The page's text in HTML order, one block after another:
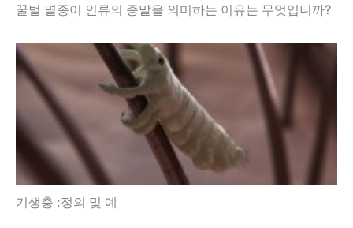
꿀벌 멸종이 인류의 종말을 의미하는 이유는 무엇입니까?
기생충 :정의 및 예